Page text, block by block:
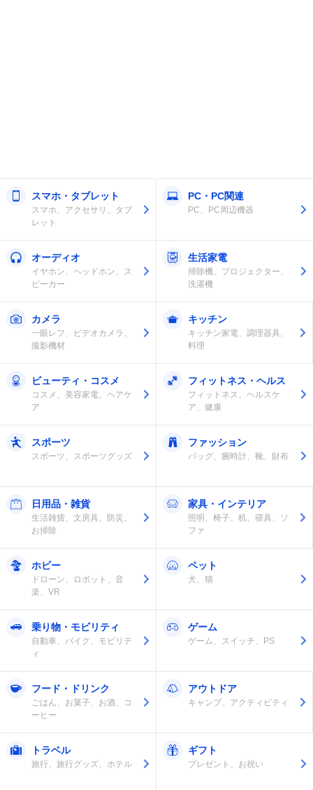
スマホ・タブレット
スマホ、アクセサリ、タブ
レット
PC・PC関連
PC、PC周辺機器
オーディオ
イヤホン、ヘッドホン、ス
ピーカー
生活家電
掃除機、プロジェクター、
洗濯機
カメラ
一眼レフ、ビデオカメラ、
撮影機材
キッチン
キッチン家電、調理器具、
料理
ビューティ・コスメ
コスメ、美容家電、ヘアケ
ア
フィットネス・ヘルス
フィットネス、ヘルスケ
ア、健康
スポーツ
スポーツ、スポーツグッズ
ファッション
バッグ、腕時計、靴、財布
日用品・雑貨
生活雑貨、文房具、防災、
お掃除
家具・インテリア
照明、椅子、机、寝具、ソ
ファ
ホビー
ドローン、ロボット、音
楽、VR
ペット
犬、猫
乗り物・モビリティ
自動車、バイク、モビリテ
ィ
ゲーム
ゲーム、スイッチ、PS
フード・ドリンク
ごはん、お菓子、お酒、コ
ーヒー
アウトドア
キャンプ、アクティビティ
トラベル
旅行、旅行グッズ、ホテル
ギフト
プレゼント、お祝い